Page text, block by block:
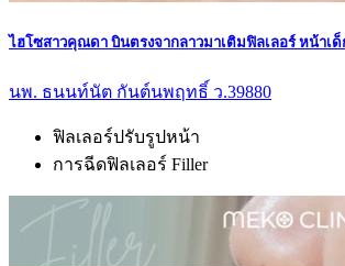
ไฮโซสาวคุณดา บินตรงจากลาวมาเติมฟิลเลอร์ หน้าเ
นพ. ธนนท์นัต กันต์นพฤทธิ์ ว.39880
ฟิลเลอร์ปรับรูปหน้า
การฉีดฟิลเลอร์ Filler